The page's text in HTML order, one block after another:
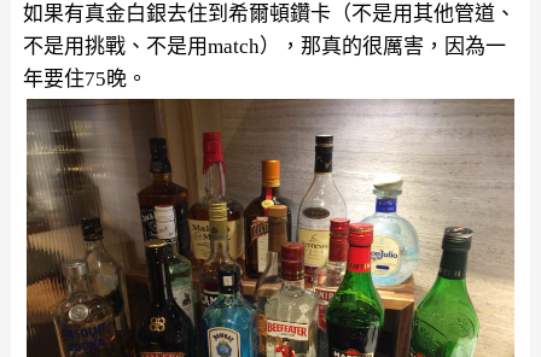
如果有真金白銀去住到希爾頓鑽卡（不是用其他管道、
不是用挑戰、不是用match），那真的很厲害， 因為一
年要住75晚。